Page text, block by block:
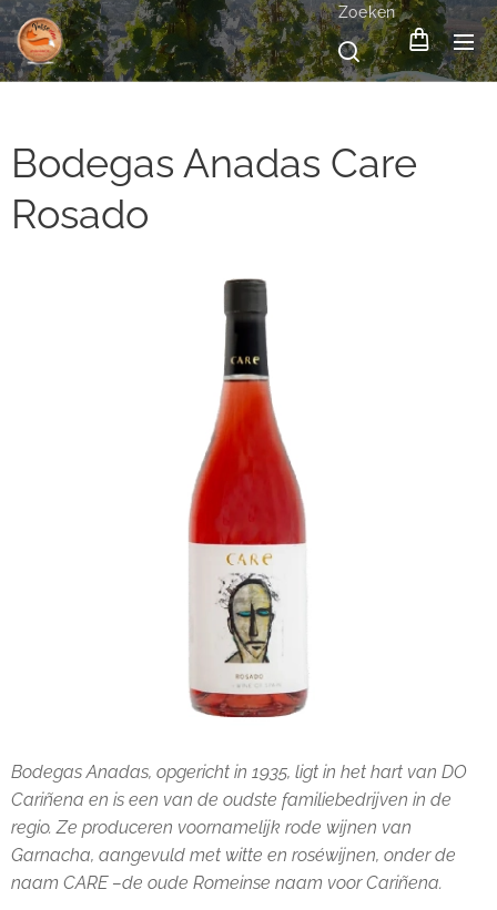
Zoeken
Bodegas Anadas Care
Rosado
Bodegas Anadas, opgericht in 1935, ligt in het hart van DO
Cariñena en is een van de oudste familiebedrijven in de
regio. Ze produceren voornamelijk rode wijnen van
Garnacha, aangevuld met witte en roséwijnen, onder de
naam CARE –de oude Romeinse naam voor Cariñena.